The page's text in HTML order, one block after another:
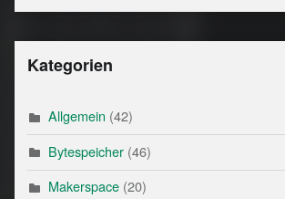
Kategorien
Allgemein (42)
Bytespeicher(46)
Makerspace(20)